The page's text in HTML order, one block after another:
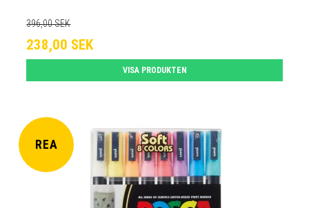
396,00 SEK
238,00 SEK
VISA PRODUKTEN
REA